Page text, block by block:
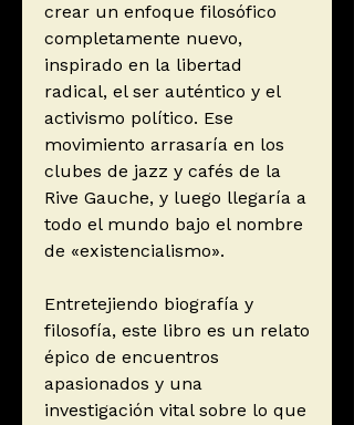
crear un enfoque filosófico
completamente nuevo,
inspirado en la libertad
radical, el ser auténtico y el
activismo político. Ese
movimiento arrasaría en los
clubes de jazz y cafés de la
Rive Gauche, y luego llegaría a
todo el mundo bajo el nombre
de «existencialismo».
Entretejiendo biografía y
filosofía, este libro es un relato
épico de encuentros
apasionados y una
investigación vital sobre lo que